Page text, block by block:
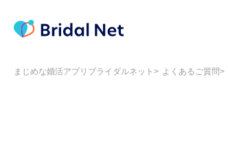
まじめな婚活アプリブライダルネット よくあるご質問